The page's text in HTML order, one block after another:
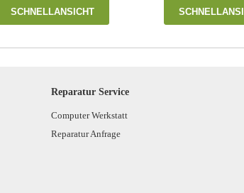
SCHNELLANSICHT
Reparatur Service
Computer Werkstatt
Reparatur Anfrage